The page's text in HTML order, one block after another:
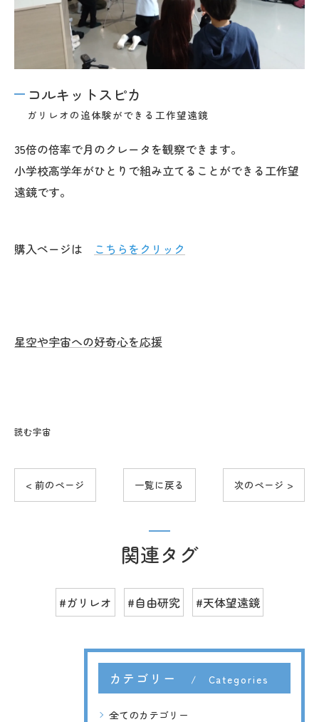
コルキットスピカ
ガリレオの追体験ができる工作望遠鏡
35倍の倍率で月のクレータを観察できます。
小学校高学年がひとりで組み立てることができる工作望
遠鏡です。
購入ページは こちらをクリック
星空や宇宙への好奇心を応援
読む宇宙
< 前のページ 一覧に戻る 次のページ >
関連タグ
#ガリレオ #自由研究 #天体望遠鏡
カテゴリー Categories
全てのカテゴリー